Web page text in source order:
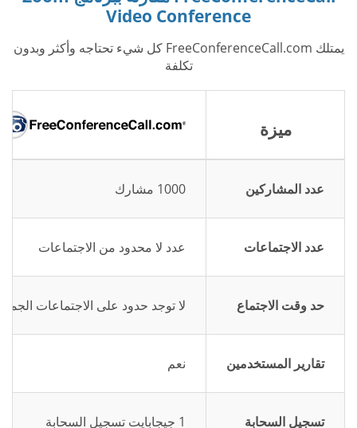
Video Conference
يمتلك FreeConferenceCall.com كل شيء تحتاجه وأكثر وبدون
تكلفة
ميزة
عدد المشاركين 1000 مشارك
عدد الاجتماعات عدد لا محدود من الاجتماعات
حد وقت الاجتماع لا توجد حدود على الاجتماعات
تقارير المستخدمين نعم
تسجيل السحابة 1 جيجابايت تسجيل السحابة